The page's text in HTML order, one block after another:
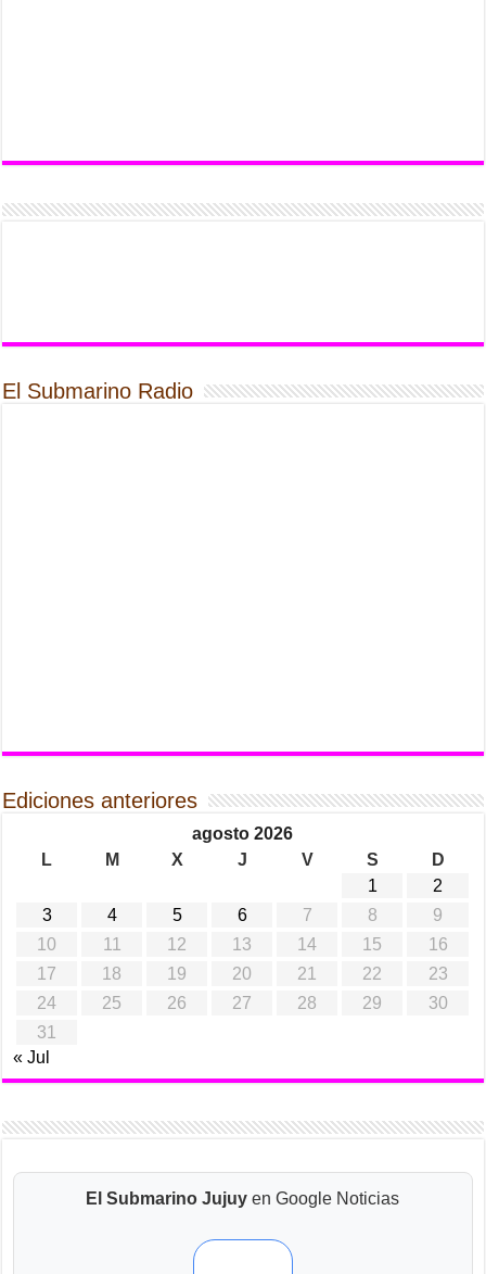
El Submarino Radio
Ediciones anteriores
agosto 2026
L
M X J V S
D
1
2
3
4 5 6 7 8
9
10
11 12 13 14 15
16
17
18 19 20 21 22
23
24
25 26 27 28 29
30
31
« Jul
El Submarino Jujuy en Google Noticias